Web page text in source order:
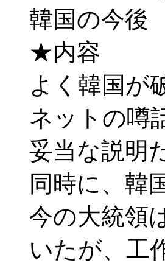
韓国の今
★内容
よく韓国が
ネットの噂
妥当な説明
同時に、韓
今の大統領
いたが、工